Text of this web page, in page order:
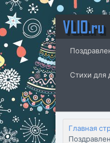
VLIO.ru
Стихи для
Главная